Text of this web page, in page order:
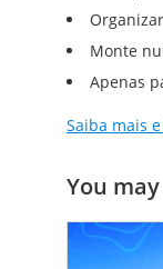
Monte
Apenas
Saiba mais
You